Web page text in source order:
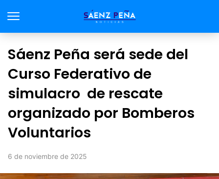
Sáenz Peña será sede del
Curso Federativo de
simulacro de rescate
organizado por Bomberos
Voluntarios
6 de noviembre de 2025